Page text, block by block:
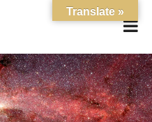
Translate »